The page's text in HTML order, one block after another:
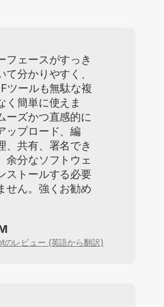
フェースがすっき
て分かりやすく、
ツールも無駄な複
く簡単に使えま
ーズかつ直感的に
ップロード、編
、共有、署名でき
余分なソフトウェ
ストールする必要
せん。強くお勧め
のレビュー (英語から翻訳)